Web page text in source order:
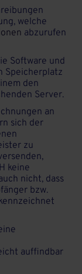
welche
abzurufen
Software und
Speicherplatz
den
Server.
an
sich der
zu
keine
nicht, dass
bzw.
auffindbar